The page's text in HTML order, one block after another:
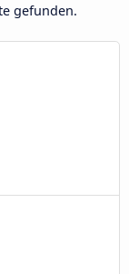
gefunden.